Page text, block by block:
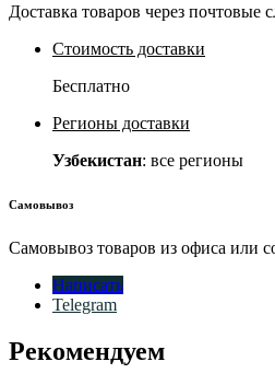
Доставка товаров через почтовые
Стоимость доставки
Бесплатно
Регионы доставки
Узбекистан: все регионы
Самовывоз
Самовывоз товаров из офиса или
Написать
Telegram
Рекомендуем